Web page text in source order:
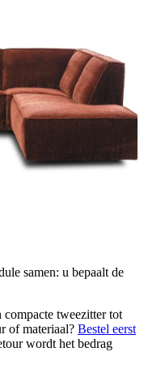
samen: u bepaalt de
tweezitter tot
of materiaal? Bestel eerst
wordt het bedrag